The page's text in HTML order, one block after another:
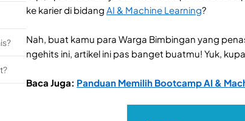
ke karier di bidang AI & Machine Learning?
Nah, buat kamu para Warga Bimbingan yang
ngehits ini, artikel ini pas banget buatmu! Yuk,
Baca Juga: Panduan Memilih Bootcamp AI &